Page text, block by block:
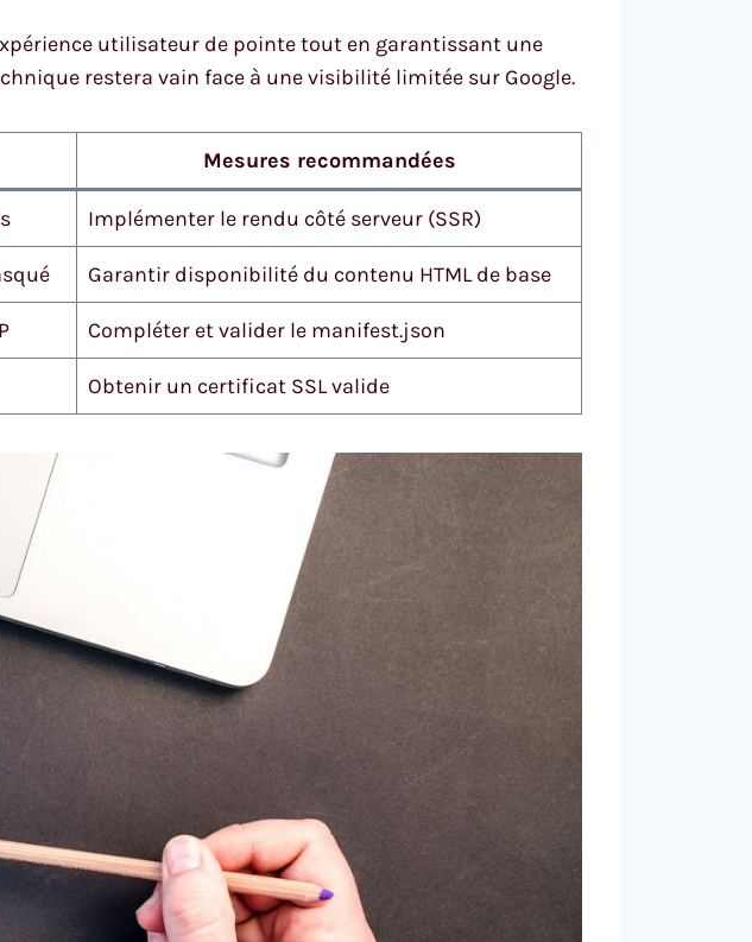
utilisateur de pointe tout en garantissant une
restera vain face à une visibilité limitée sur Google.
Mesures recommandées
Implémenter le rendu côté serveur (SSR)
Garantir disponibilité du contenu HTML de base
Compléter et valider le manifest.json
Obtenir un certificat SSL valide